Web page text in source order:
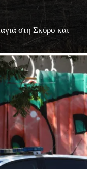
στη Σκύρο και